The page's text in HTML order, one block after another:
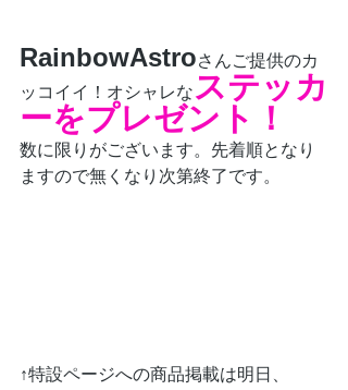
RainbowAstroさんご提供のカ
ッコイイ！オシャレなステッカ
ーをプレゼント！
数に限りがございます。先着順となり
ますので無くなり次第終了です。
↑特設ページへの商品掲載は明日、